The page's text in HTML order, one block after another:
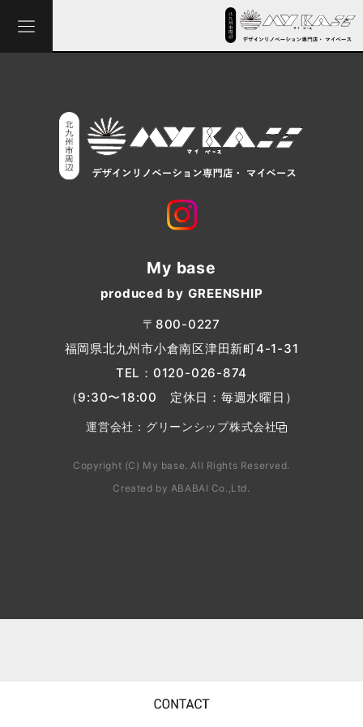
My base
produced by GREENSHIP
〒800-0227
福岡県北九州市小倉南区津田新町4-1-31
TEL： 0120-026-874
（9:30〜18:00 定休日：毎週水曜日）
運営会社： グリーンシップ株式会社
Copyright (C) My base. All Rights Reserved.
Created by ABABAI Co.,Ltd.